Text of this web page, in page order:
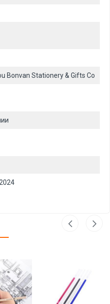
Bonvan Stationery & Gifts Co